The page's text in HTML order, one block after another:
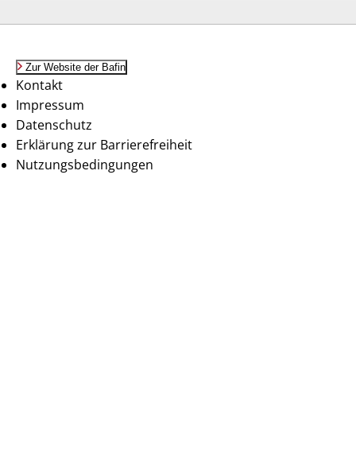
Zur Website der Bafin
Kontakt
Impressum
Datenschutz
Erklärung zur Barrierefreiheit
Nutzungsbedingungen